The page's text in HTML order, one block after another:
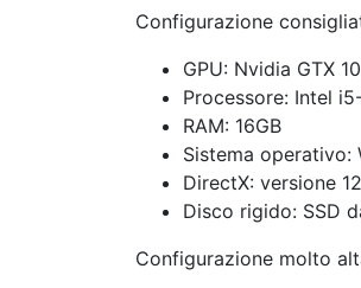
Configurazione
GPU: Nvidia GTX
Processore: Intel
RAM: 16GB
Sistema operativo:
DirectX: versione 12
Disco rigido: SSD
Configurazione molto